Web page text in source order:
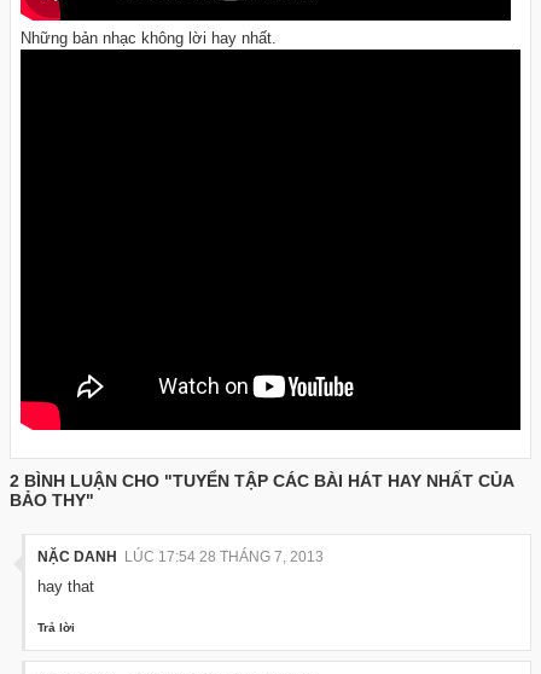
Những bản nhạc không lời hay nhất.
2 BÌNH LUẬN CHO "TUYỂN TẬP CÁC BÀI HÁT HAY NHẤT CỦA
BẢO THY"
NẶC DANH LÚC 17:54 28 THÁNG 7, 2013
hay that
Trả lời